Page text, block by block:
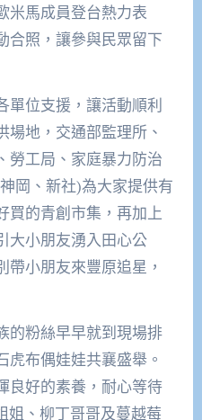
米馬成員登台熱力表
合照，讓參與民眾留下
單位支援，讓活動順利
地，交通部監理所、
勞工局、家庭暴力防治
岡、新社)為大家提供有
買的青創市集，再加上
大小朋友湧入田心公
小朋友來豐原追星，
的粉絲早早就到現場排
虎布偶娃娃共襄盛舉。
良好的素養，耐心等待
姐、柳丁哥哥及蔓越莓